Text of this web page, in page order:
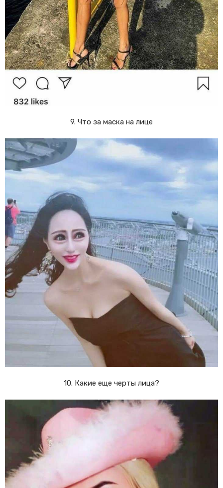
9. Что за маска на лице
10. Какие еще черты лица?